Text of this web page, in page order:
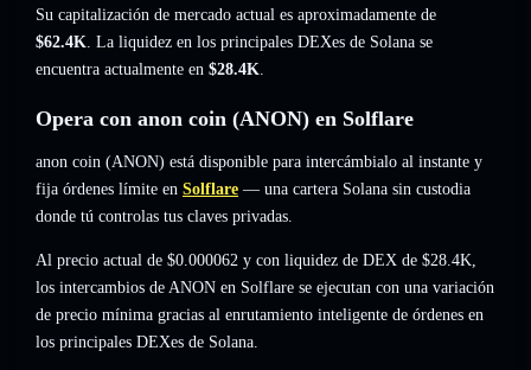
Su capitalización de mercado actual es aproximadamente de
$62.4K. La liquidez en los principales DEXes de Solana se
encuentra actualmente en $28.4K.
Opera con anon coin (ANON) en Solflare
anon coin (ANON) está disponible para intercámbialo al instante y
fija órdenes límite en Solflare — una cartera Solana sin custodia
donde tú controlas tus claves privadas.
Al precio actual de $0.000062 y con liquidez de DEX de $28.4K,
los intercambios de ANON en Solflare se ejecutan con una variación
de precio mínima gracias al enrutamiento inteligente de órdenes en
los principales DEXes de Solana.